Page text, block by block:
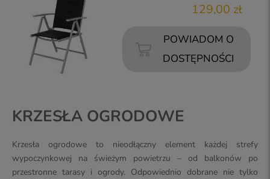
129,00 zł
POWIADOM O
DOSTĘPNOŚCI
KRZESŁA OGRODOWE
Krzesła ogrodowe to nieodłączny element każdej strefy
wypoczynkowej na świeżym powietrzu – od balkonów po
przestronne tarasy i ogrody. Odpowiednio dobrane nie tylko